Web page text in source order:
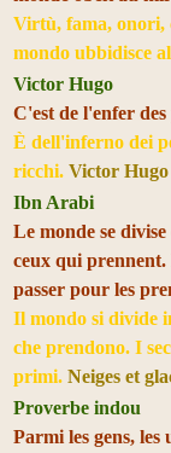
Virtù, fama, onori,
mondo ubbidisce
Victor Hugo
C'est de l'enfer
È dell'inferno dei
ricchi. Victor Hugo
Ibn Arabi
Le monde se
ceux qui prennent.
passer pour les
Il mondo si divide
che prendono. I
primi. Neiges et
Proverbe indou
Parmi les gens, les